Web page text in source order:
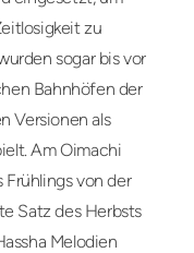
zu
sogar bis vor
Bahnhöfen der
Versionen als
Am Oimachi
von der
Satz des Herbsts
Melodien